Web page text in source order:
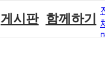
게시판 함께하기